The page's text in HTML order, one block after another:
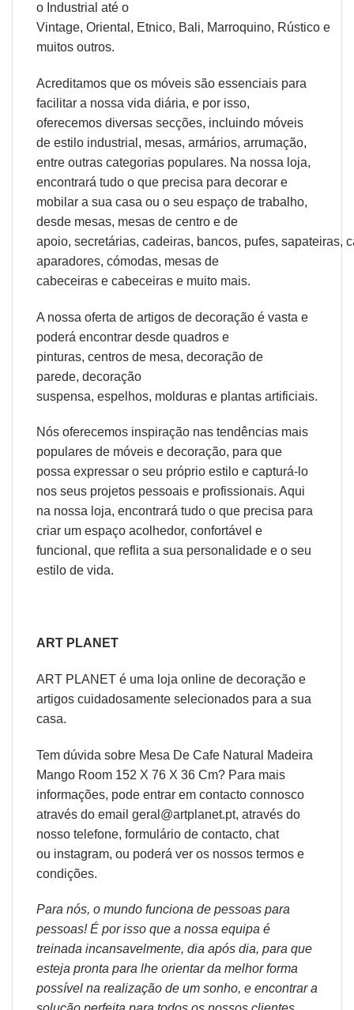
o Industrial até o
Vintage, Oriental , Etnico, Bali, Marroquino, Rústico e
muitos outros.
Acreditamos que os móveis são essenciais para
facilitar a nossa vida diária, e por isso,
oferecemos diversas secções, incluindo móveis
de estilo industrial, mesas, armários, arrumação,
entre outras categorias populares. Na nossa loja,
encontrará tudo o que precisa para decorar e
mobilar a sua casa ou o seu espaço de trabalho,
desde mesas, mesas de centro e de
apoio, secretárias, cadeiras, bancos, pufes, sapateiras,
aparadores, cómodas, mesas de
cabeceiras e cabeceiras e muito mais.
A nossa oferta de artigos de decoração é vasta e
poderá encontrar desde quadros e
pinturas, centros de mesa, decoração de
parede, decoração
suspensa, espelhos, molduras e plantas artificiais.
Nós oferecemos inspiração nas tendências mais
populares de móveis e decoração, para que
possa expressar o seu próprio estilo e capturá-lo
nos seus projetos pessoais e profissionais. Aqui
na nossa loja, encontrará tudo o que precisa para
criar um espaço acolhedor, confortável e
funcional, que reflita a sua personalidade e o seu
estilo de vida.
ART PLANET
ART PLANET é uma loja online de decoração e
artigos cuidadosamente selecionados para a sua
casa.
Tem dúvida sobre Mesa De Cafe Natural Madeira
Mango Room 152 X 76 X 36 Cm? Para mais
informações, pode entrar em contacto connosco
através do email geral@artplanet.pt, através do
nosso telefone, formulário de contacto, chat
ou instagram, ou poderá ver os nossos termos e
condições.
Para nós, o mundo funciona de pessoas para
pessoas! É por isso que a nossa equipa é
treinada incansavelmente, dia após dia, para que
esteja pronta para lhe orientar da melhor forma
possível na realização de um sonho, e encontrar a